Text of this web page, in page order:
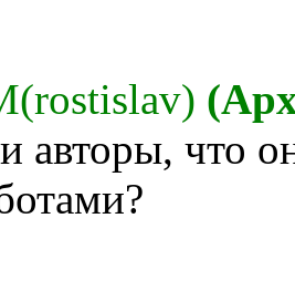
авторы, что